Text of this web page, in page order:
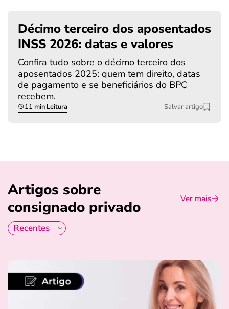
Décimo terceiro dos aposentados
INSS 2026: datas e valores
Confira tudo sobre o décimo terceiro dos
aposentados 2025: quem tem direito, datas
de pagamento e se beneficiários do BPC
recebem.
11 min Leitura Salvar artigo
Artigos sobre
consignado privado
Ver mais